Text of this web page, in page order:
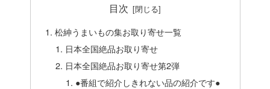
目次
松紳うまいもの集お取り寄せ一覧
日本全国絶品お取り寄せ
日本全国絶品お取り寄せ第2弾
●番組で紹介しきれない品の紹介です●